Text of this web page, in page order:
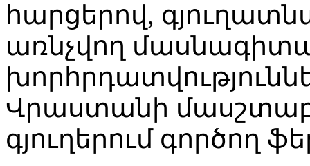
հարցերով,
առնչվող
Վրաստանի
գյուղերում գործող